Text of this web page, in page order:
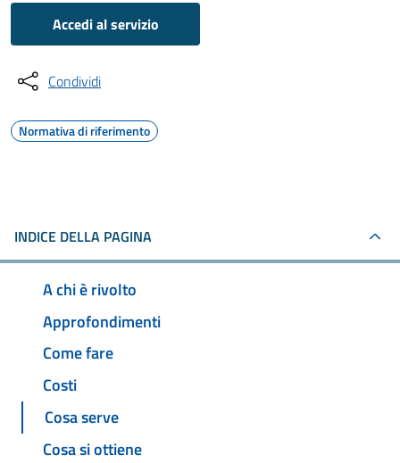
Accedi al servizio
Condividi
Normativa di riferimento
INDICE DELLA PAGINA
A chi è rivolto
Approfondimenti
Come fare
Costi
Cosa serve
Cosa si ottiene